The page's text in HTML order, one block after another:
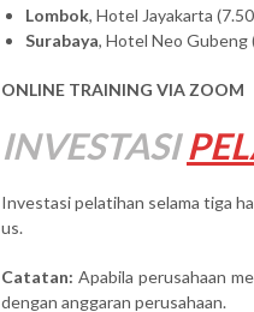
Lombok, Hotel Jayakarta
Surabaya, Hotel Neo Gubeng
ONLINE TRAINING VIA ZOOM
INVESTASI
Investasi pelatihan selama tiga
us.
Catatan: Apabila perusahaan
dengan anggaran perusahaan.